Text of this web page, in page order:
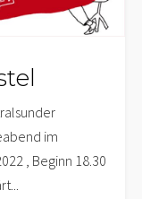
im
, Beginn 18.30